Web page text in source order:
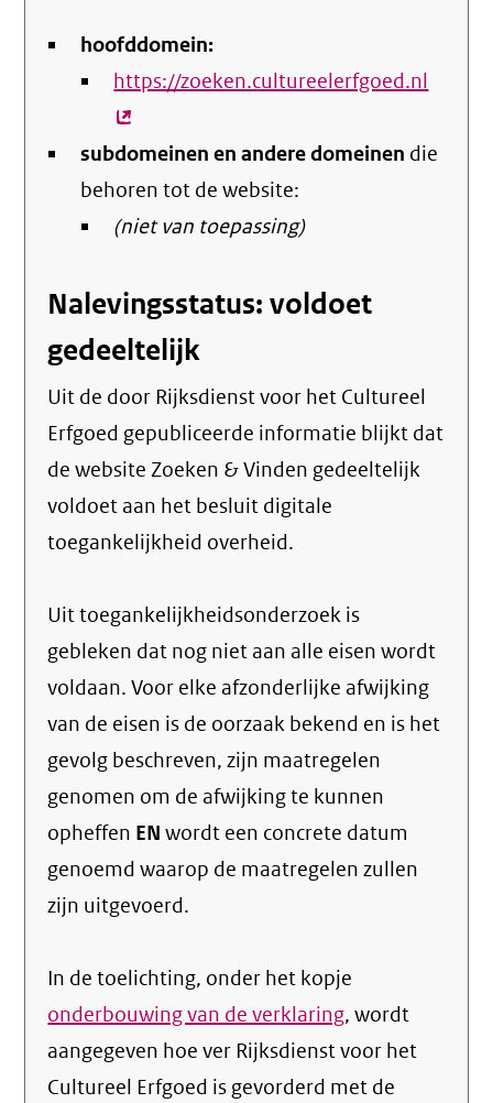
hoofddomein:
https://zoeken.cultureelerfgoed.nl
subdomeinen en andere domeinen die
behoren tot de website:
(niet van toepassing)
Nalevingsstatus: voldoet
gedeeltelijk
Uit de door Rijksdienst voor het Cultureel
Erfgoed gepubliceerde informatie blijkt dat
de website Zoeken & Vinden gedeeltelijk
voldoet aan het besluit digitale
toegankelijkheid overheid.
Uit toegankelijkheidsonderzoek is
gebleken dat nog niet aan alle eisen wordt
voldaan. Voor elke afzonderlijke afwijking
van de eisen is de oorzaak bekend en is het
gevolg beschreven, zijn maatregelen
genomen om de afwijking te kunnen
opheffen EN wordt een concrete datum
genoemd waarop de maatregelen zullen
zijn uitgevoerd.
In de toelichting, onder het kopje
onderbouwing van de verklaring, wordt
aangegeven hoe ver Rijksdienst voor het
Cultureel Erfgoed is gevorderd met de